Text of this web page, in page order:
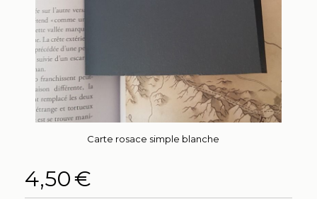
Carte rosace simple blanche
4,50€